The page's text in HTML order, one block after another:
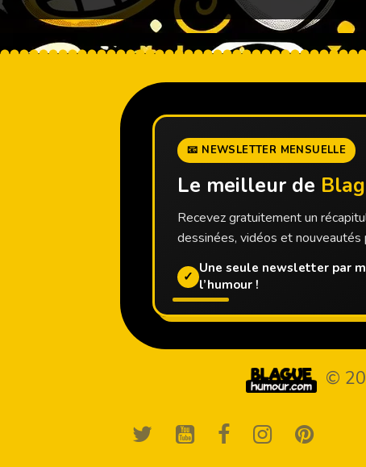
📧 NEWSLETTER MENSUELLE
Le meilleur de
Recevez gratuitement un
dessinées, vidéos et nouveautés
✓
Une seule newsletter par
l’humour !
©